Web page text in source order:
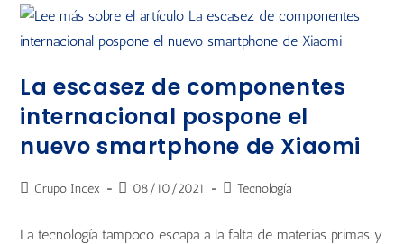
La escasez de componentes
internacional pospone el
nuevo smartphone de Xiaomi
Grupo Index 08/10/2021 Tecnología
La tecnología tampoco escapa a la falta de materias primas y